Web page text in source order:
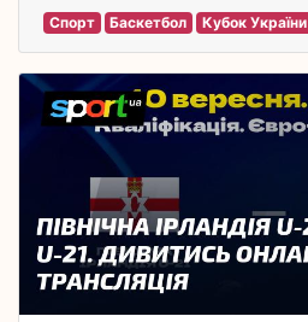
Спорт Баскетбол Кубок України